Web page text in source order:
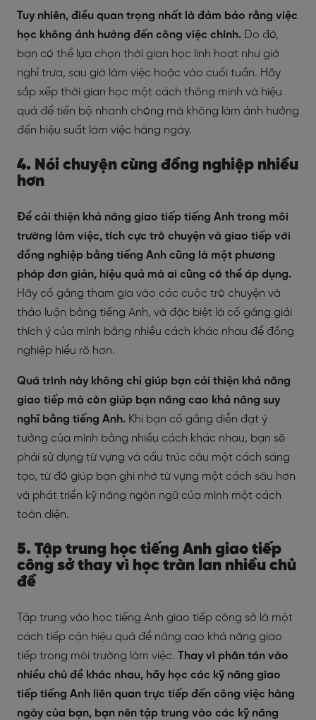
Tuy nhiên, điều quan trọng nhất là đảm bảo rằng việc
học không ảnh hưởng đến công việc chính. Do đó,
bạn có thể lựa chọn thời gian học linh hoạt như giờ
nghỉ trưa, sau giờ làm việc hoặc vào cuối tuần. Hãy
sắp xếp thời gian học một cách thông minh và hiệu
quả để tiến bộ nhanh chóng mà không làm ảnh hưởng
đến hiệu suất làm việc hàng ngày.
4. Nói chuyện cùng đồng nghiệp nhiều
hơn
Để cải thiện khả năng giao tiếp tiếng Anh trong môi
trường làm việc, tích cực trò chuyện và giao tiếp với
đồng nghiệp bằng tiếng Anh cũng là một phương
pháp đơn giản, hiệu quả mà ai cũng có thể áp dụng.
Hãy cố gắng tham gia vào các cuộc trò chuyện và
thảo luận bằng tiếng Anh, và đặc biệt là cố gắng giải
thích ý của mình bằng nhiều cách khác nhau để đồng
nghiệp hiểu rõ hơn.
Quá trình này không chỉ giúp bạn cải thiện khả năng
giao tiếp mà còn giúp bạn nâng cao khả năng suy
nghĩ bằng tiếng Anh. Khi bạn cố gắng diễn đạt ý
tưởng của mình bằng nhiều cách khác nhau, bạn sẽ
phải sử dụng từ vựng và cấu trúc câu một cách sáng
tạo, từ đó giúp bạn ghi nhớ từ vựng một cách sâu hơn
và phát triển kỹ năng ngôn ngữ của mình một cách
toàn diện.
5. Tập trung học tiếng Anh giao tiếp
công sở thay vì học tràn lan nhiều chủ
đề
Tập trung vào học tiếng Anh giao tiếp công sở là một
cách tiếp cận hiệu quả để nâng cao khả năng giao
tiếp trong môi trường làm việc. Thay vì phân tán vào
nhiều chủ đề khác nhau, hãy học các kỹ năng giao
tiếp tiếng Anh liên quan trực tiếp đến công việc hàng
ngày của bạn, bạn nên tập trung vào các kỹ năng